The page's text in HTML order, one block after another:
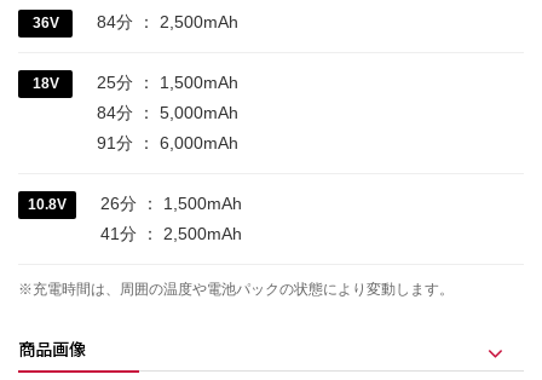
36V 84分 ： 2,500mAh
18V
25分 ： 1,500mAh
84分 ： 5,000mAh
91分 ： 6,000mAh
10.8V
26分 ： 1,500mAh
41分 ： 2,500mAh
※充電時間は、周囲の温度や電池パックの状態により変動します。
商品画像